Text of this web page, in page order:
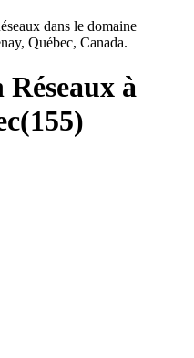
dans le domaine
Québec, Canada.
à
(155)